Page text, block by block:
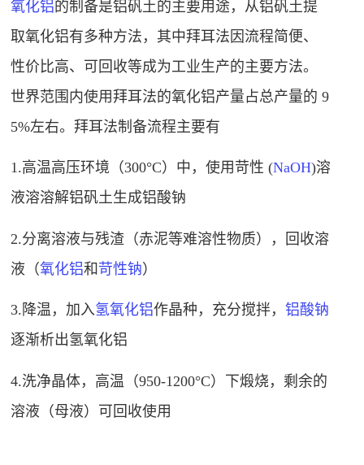
氧化铝的制备是铝矾土的主要用途 ，从铝矾土提
取氧化铝有多种方法，其中拜耳法因流程简便、
性价比高、可回收等成为工业生产的主要方法。
世界范围内使用拜耳法的氧化铝产量占总产量的 9
5%左右。拜耳法制备流程主要有
1.高温高压环境（300°C）中，使用苛性 (NaOH)溶
液溶溶解铝矾土生成铝酸钠
2.分离溶液与残渣（赤泥等难溶性物质），回收溶
液（氧化铝和 苛性钠）
3.降温，加入氢氧化铝作晶种，充分搅拌，铝酸钠
逐渐析出氢氧化铝
4.洗净晶体，高温（950-1200°C）下煅烧，剩余的
溶液（母液）可回收使用